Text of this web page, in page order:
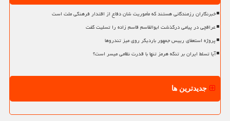
خبرنگاران رزمندگانی هستند که مأموریت شان دفاع از اقتدار فرهنگی ملت است
عراقچی در پیامی درگذشت ابوالقاسم قاسم زاده را تسلیت گفت
پروژه استعفای رییس جمهور باردیگر روی میز تندروها
آیا تسلط ایران بر تنگه هرمز تنها با قدرت نظامی میسر است؟
جدیدترین ها